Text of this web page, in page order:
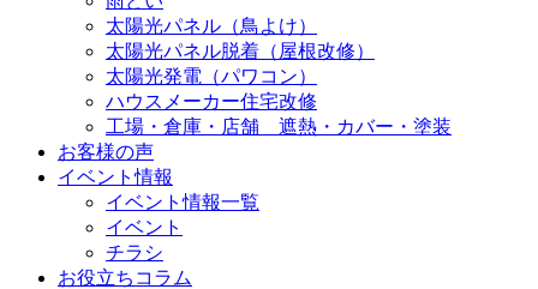
太陽光パネル（鳥よけ）
太陽光パネル脱着（屋根改修）
太陽光発電（パワコン）
ハウスメーカー住宅改修
工場・倉庫・店舗 遮熱・カバー・塗装
お客様の声
イベント情報
イベント情報一覧
イベント
チラシ
お役立ちコラム